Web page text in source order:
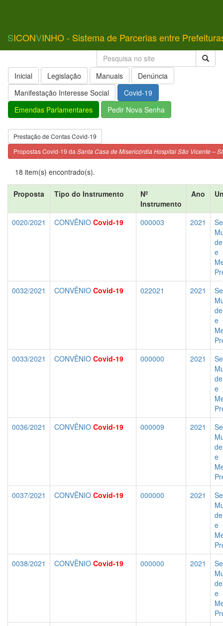
SICONVINHO - Sistema de Parcerias entre
Inicial Legislação Manuais
Denúncia
Manifestação Interesse Social
Covid-19
Emendas Parlamentares
Pedir Nova Senha
Prestação de Contas Covid-19
Propostas Covid-19 da Santa Casa de Misericórdia Hospital São Vicente –
18 item(s) encontrado(s).
Proposta Tipo do Instrumento
Nº
Instrumento
Ano
0020/2021 CONVÊNIO Covid-19 000003 2021
e
0032/2021
CONVÊNIO Covid-19 022021 2021
e
0033/2021
CONVÊNIO Covid-19 000000 2021
e
0036/2021
CONVÊNIO Covid-19 000009 2021
e
0037/2021
CONVÊNIO Covid-19 000000 2021
e
0038/2021
CONVÊNIO Covid-19 000000 2021
e